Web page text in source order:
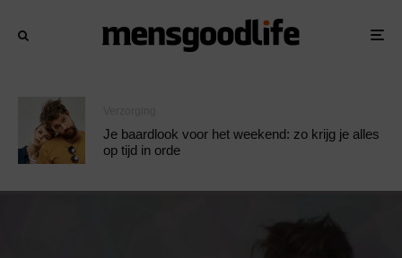
Je baardlook voor het weekend: zo krijg je alles
op tijd in orde